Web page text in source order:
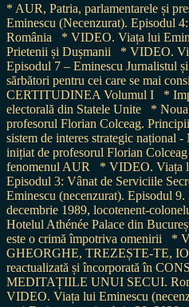
* AUR, Patria, parlamentarele și
Eminescu (Necenzurat). Episodul
România
* VIDEO. Viața lui
Prietenii și Dușmanii
* VIDEO.
Episodul 7 – Eminescu Jurnalistul
sărbători pentru cei care se mai
CERTITUDINEA Volumul I
*
electorală din Statele Unite
* Noua
profesorul Florian Colceag.
sistem de interes strategic național
inițiat de profesorul Florian Colceag
fenomenul AUR
* VIDEO. Viața
Episodul 3: Vânat de Serviciile
Eminescu (necenzurat). Episodul
decembrie 1989, locotenent-
Hotelul Athénée Palace din
este o crimă împotriva omenirii
*
GHEORGHE, TREZEȘTE-TE,
reactualizată și încorporată în
MEDITAȚIILE UNUI SECUI.
VIDEO. Viața lui Eminescu